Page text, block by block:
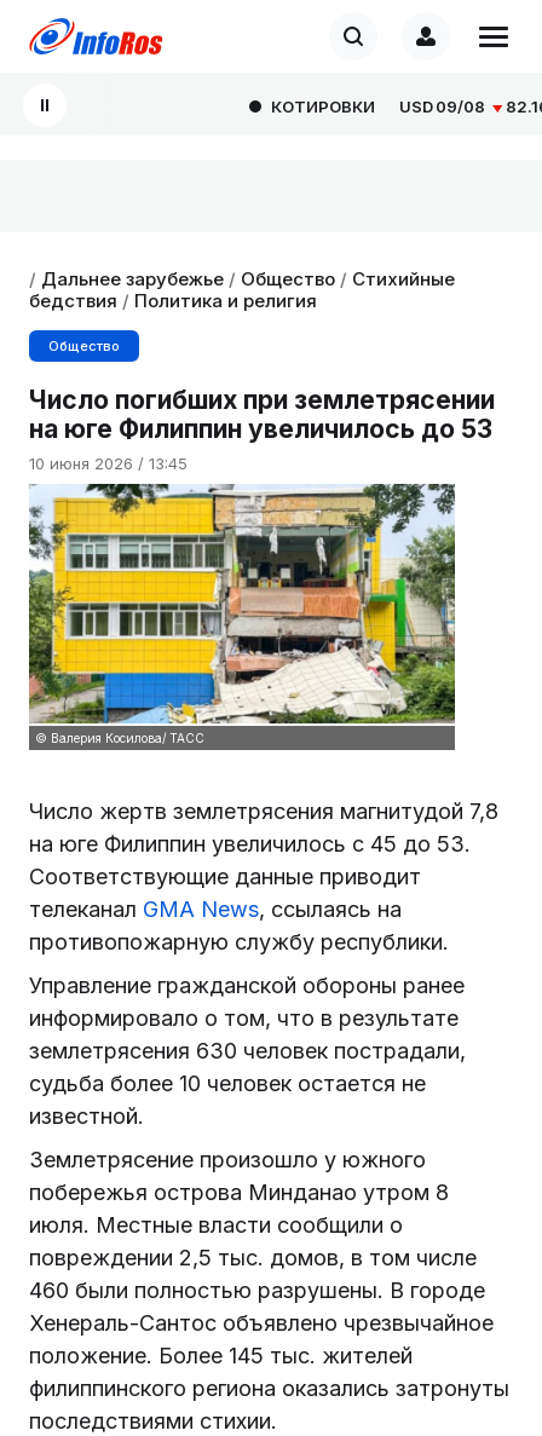
КОТИРОВКИ USD09/08 82.1665
/ Дальнее зарубежье / Общество / Стихийные
бедствия / Политика и религия
Общество
Число погибших при землетрясении
на юге Филиппин увеличилось до 53
10 июня 2026 / 13:45
© Валерия Косилова/ ТАСС
Число жертв землетрясения магнитудой 7,8
на юге Филиппин увеличилось с 45 до 53.
Соответствующие данные приводит
телеканал GMA News, ссылаясь на
противопожарную службу республики.
Управление гражданской обороны ранее
информировало о том, что в результате
землетрясения 630 человек пострадали,
судьба более 10 человек остается не
известной.
Землетрясение произошло у южного
побережья острова Минданао утром 8
июля. Местные власти сообщили о
повреждении 2,5 тыс. домов, в том числе
460 были полностью разрушены. В городе
Хенераль-Сантос объявлено чрезвычайное
положение. Более 145 тыс. жителей
филиппинского региона оказались затронуты
последствиями стихии.